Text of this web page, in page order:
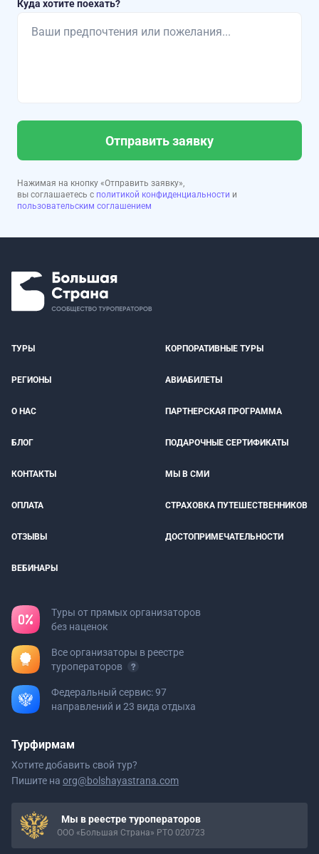
Куда хотите поехать?
Отправить заявку
Нажимая на кнопку «Отправить заявку»,
вы соглашаетесь с политикой конфиденциальности и
пользовательским соглашением
ТУРЫ КОРПОРАТИВНЫЕ ТУРЫ
РЕГИОНЫ АВИАБИЛЕТЫ
О НАС ПАРТНЕРСКАЯ ПРОГРАММА
БЛОГ ПОДАРОЧНЫЕ СЕРТИФИКАТЫ
КОНТАКТЫ МЫ В СМИ
ОПЛАТА СТРАХОВКА ПУТЕШЕСТВЕННИКОВ
ОТЗЫВЫ ДОСТОПРИМЕЧАТЕЛЬНОСТИ
ВЕБИНАРЫ
Туры от прямых организаторов
без наценок
Все организаторы в реестре
туроператоров
Федеральный сервис: 97
направлений и 23 вида отдыха
Турфирмам
Хотите добавить свой тур?
Пишите на org@bolshayastrana.com
Мы в реестре туроператоров
ООО «Большая Страна» РТО 020723